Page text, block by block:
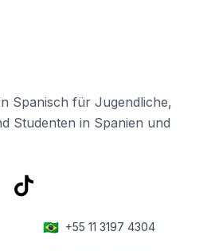
Spanisch für Jugendliche,
Studenten in Spanien und
🇧🇷 +55 11 3197 4304